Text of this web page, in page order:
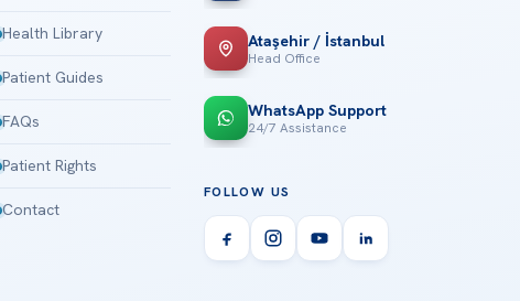
Health Library
Patient Guides
FAQs
Patient Rights
Contact
Ataşehir / İstanbul
Head Office
WhatsApp Support
24/7 Assistance
FOLLOW US